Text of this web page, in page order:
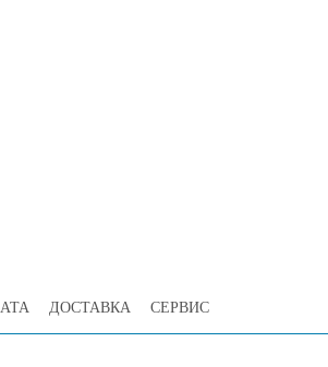
ДОСТАВКА СЕРВИС